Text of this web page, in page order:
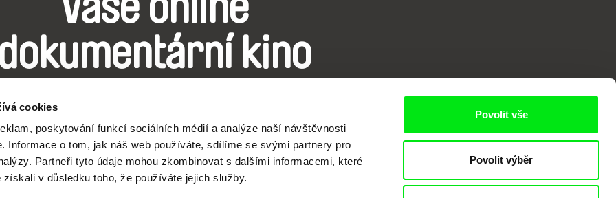
cookies
poskytování funkcí sociálních médií a analýze naší návštěvnosti
Informace o tom, jak náš web používáte, sdílíme se svými partnery pro
Partneři tyto údaje mohou zkombinovat s dalšími informacemi, které
v důsledku toho, že používáte jejich služby.
Povolit vše
Povolit výběr
kino
Nové festivalové filmy
každý týden